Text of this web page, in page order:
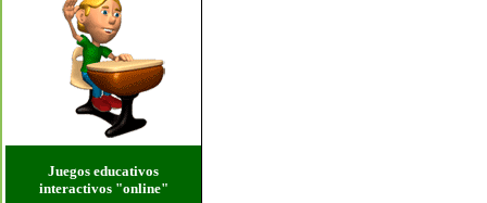
Juegos educativos
interactivos "online"